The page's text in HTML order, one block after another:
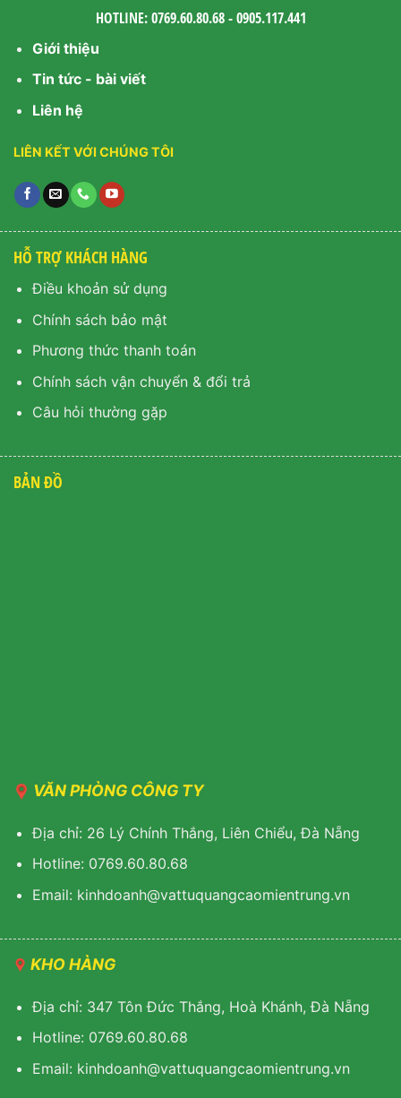
HOTLINE: 0769.60.80.68 - 0905.117.441
Giới thiệu
Tin tức - bài viết
Liên hệ
LIÊN KẾT VỚI CHÚNG TÔI
HỖ TRỢ KHÁCH HÀNG
Điều khoản sử dụng
Chính sách bảo mật
Phương thức thanh toán
Chính sách vận chuyển & đổi trả
Câu hỏi thường gặp
BẢN ĐỒ
VĂN PHÒNG CÔNG TY
Địa chỉ: 26 Lý Chính Thắng, Liên Chiểu, Đà Nẵng
Hotline: 0769.60.80.68
Email: kinhdoanh@vattuquangcaomientrung.vn
KHO HÀNG
Địa chỉ: 347 Tôn Đức Thắng, Hoà Khánh, Đà Nẵng
Hotline: 0769.60.80.68
Email: kinhdoanh@vattuquangcaomientrung.vn